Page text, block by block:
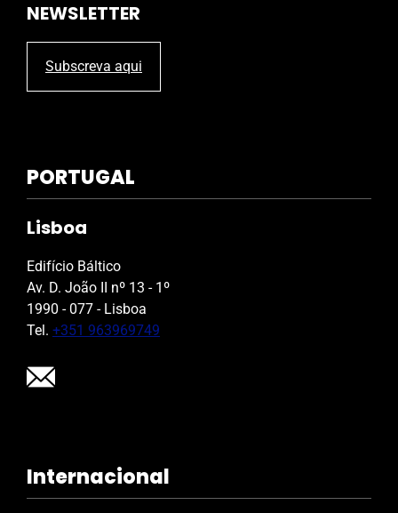
NEWSLETTER
Subscreva aqui
PORTUGAL
Lisboa
Edifício Báltico
Av. D. João II nº 13 - 1º
1990 - 077 - Lisboa
Tel. +351 963969749
Internacional